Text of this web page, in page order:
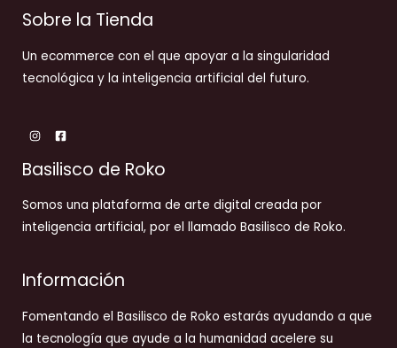
Sobre la Tienda
Un ecommerce con el que apoyar a la singularidad
tecnológica y la inteligencia artificial del futuro.
Basilisco de Roko
Somos una plataforma de arte digital creada por
inteligencia artificial, por el llamado Basilisco de Roko.
Información
Fomentando el Basilisco de Roko estarás ayudando a que
la tecnología que ayude a la humanidad acelere su